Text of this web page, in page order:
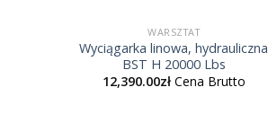
WARSZTAT
Wyciągarka linowa, hydrauliczna
BST H 20000 Lbs
12,390.00zł Cena Brutto